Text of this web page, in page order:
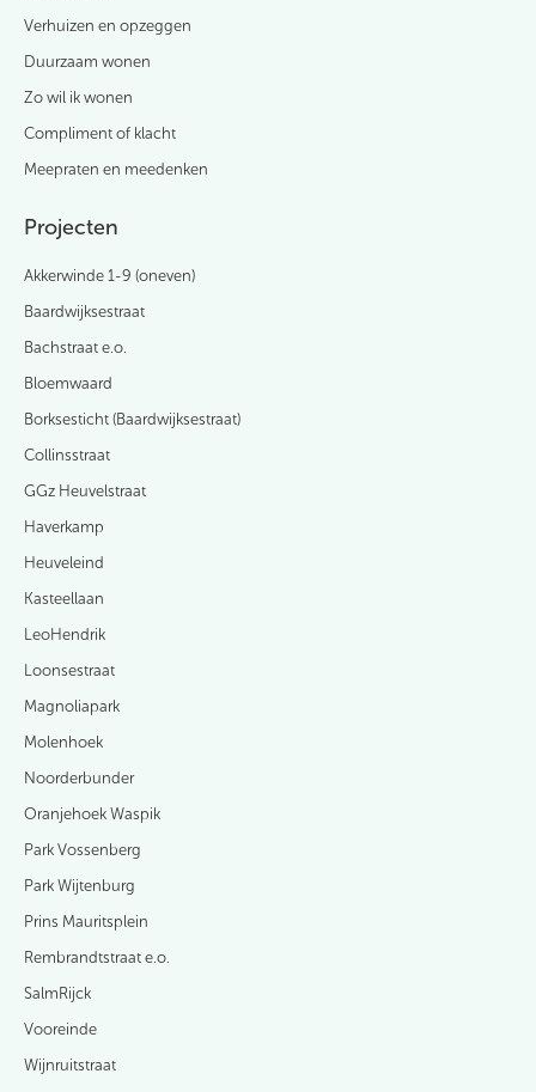
Verhuizen en opzeggen
Duurzaam wonen
Zo wil ik wonen
Compliment of klacht
Meepraten en meedenken
Projecten
Akkerwinde 1-9 (oneven)
Baardwijksestraat
Bachstraat e.o.
Bloemwaard
Borksesticht (Baardwijksestraat)
Collinsstraat
GGz Heuvelstraat
Haverkamp
Heuveleind
Kasteellaan
LeoHendrik
Loonsestraat
Magnoliapark
Molenhoek
Noorderbunder
Oranjehoek Waspik
Park Vossenberg
Park Wijtenburg
Prins Mauritsplein
Rembrandtstraat e.o.
SalmRijck
Vooreinde
Wijnruitstraat